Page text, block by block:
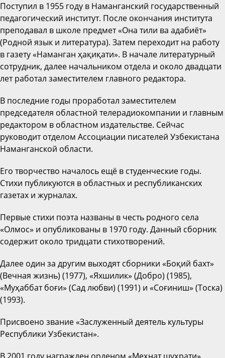
Поступил в 1955 году в Наманганский государственный
педагогический институт. После окончания института
преподавал в школе предмет «Она тили ва адабиёт»
(Родной язык и литература). Затем переходит на работу
в газету «Наманган ҳақиқати». В начале литературный
сотрудник, далее начальником отдела и около двадцати
лет работал заместителем главного редактора.
В последние годы проработал заместителем
председателя областной телерадиокомпании и главным
редактором в областном издательстве. Сейчас
руководит отделом Ассоциации писателей Узбекистана
Наманганской области.
Его творчество началось ещё в студенческие годы.
Стихи публикуются в областных и республиканских
газетах и журналах.
Первые стихи поэта названы в честь родного села
«Олмос» и опубликованы в 1970 году. Данный сборник
содержит около тридцати стихотворений.
Далее один за другим выходят сборники «Боқий бахт»
(Вечная жизнь) (1977), «Яхшилик» (Добро) (1985),
«Муҳаббат боғи» (Сад любви) (1991) и «Соғиниш» (Тоска)
(1993).
Присвоено звание «Заслуженный деятель культуры
Республики Узбекистан».